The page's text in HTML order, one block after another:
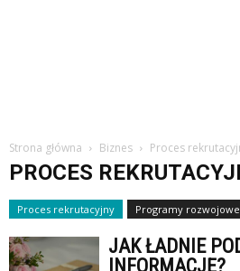
Strona główna Biznes Proces
PROCES
Proces rekrutacyjny Programy
JAK ŁADNIE
INFORMACJĘ?